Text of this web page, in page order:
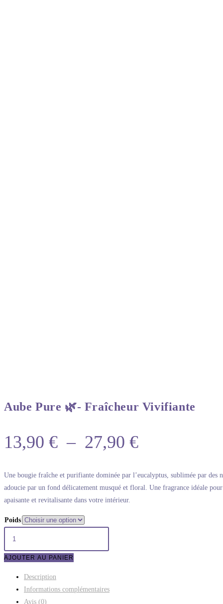
Aube Pure 🌿- Fraîcheur Vivifiante
13,90 € – 27,90 €
Une bougie fraîche et purifiante dominée par l’eucalyptus, sublimée par des
adoucie par un fond délicatement musqué et floral. Une fragrance idéale
apaisante et revitalisante dans votre intérieur.
Poids
AJOUTER AU PANIER
Description
Informations complémentaires
Avis (0)